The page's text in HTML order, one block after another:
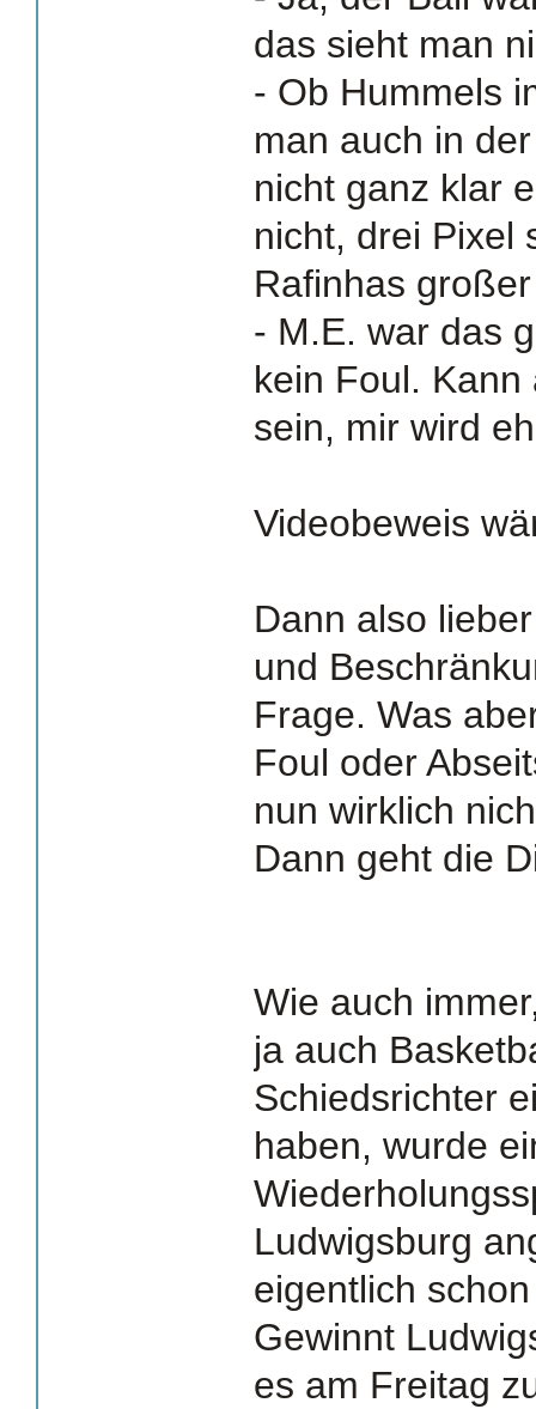
das sieht man
- Ob Hummels
man auch in
nicht ganz klar
nicht, drei Pixel
Rafinhas
- M.E. war das
kein Foul.
sein, mir wird
Videobeweis
Dann also
und
Frage. Was
Foul oder
nun wirklich
Dann geht die
Wie auch
ja auch
Schiedsrichter
haben, wurde
Ludwigsburg
eigentlich
Gewinnt
es am Freitag